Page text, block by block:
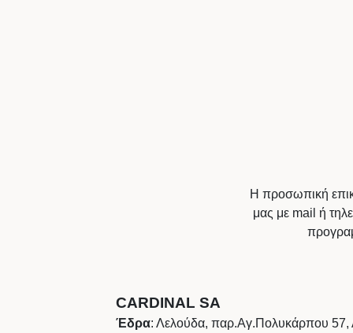
Η προσωπική
μας με mail ή
CARDINAL SA
Έδρα: Λελούδα, παρ.Αγ.Πολυκάρπου 57,